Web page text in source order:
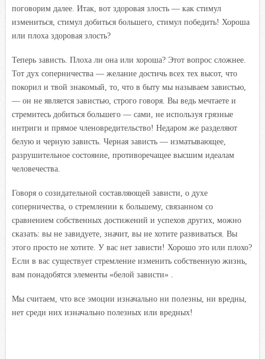
поговорим далее. Итак, вот здоровая злость — как стимул
измениться, стимул добиться большего, стимул победить! Хороша
или плоха здоровая злость?
Теперь зависть. Плоха ли она или хороша? Этот вопрос сложнее.
Тот дух соперничества — желание достичь всех тех высот, что
покорил и твой знакомый, то, что в быту мы называем завистью,
— он не является завистью, строго говоря. Вы ведь мечтаете и
стремитесь добиться большего — сами, не используя грязные
интриги и прямое членовредительство! Недаром же разделяют
белую и черную зависть. Черная зависть — изматывающее,
разрушительное состояние, противоречащее высшим идеалам
человечества.
Говоря о созидательной составляющей зависти, о духе
соперничества, о стремлении к большему, связанном со
сравнением собственных достижений и успехов других, можно
сказать: вы не завидуете, значит, вы ие хотите развиваться. Вы
этого просто не хотите. У вас нет зависти! Хорошо это или плохо?
Если в вас существует стремление изменить собственную жизнь,
вам понадобятся элементы «белой зависти» .
Мы считаем, что все эмоции изначально ни полезны, ни вредны,
нет среди них изначально полезных или вредных!